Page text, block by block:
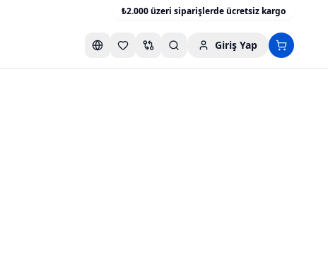
₺2.000 üzeri siparişlerde ücretsiz kargo
Favori listesini aç
Karşılaştırma listesini aç
Giriş Yap